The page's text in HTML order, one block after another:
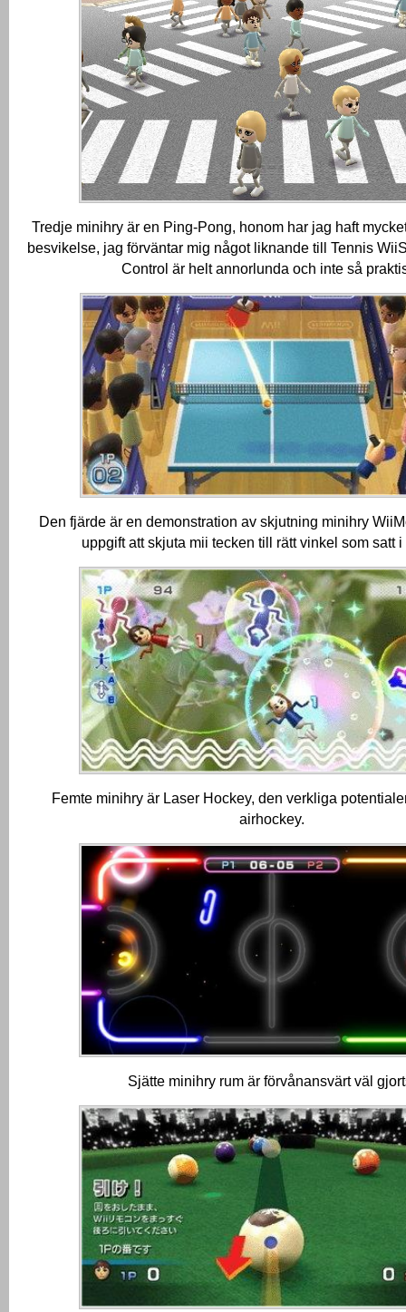
Tredje minihry är en Ping-Pong, honom har jag haft
besvikelse, jag förväntar mig något liknande till Tennis
Control är helt annorlunda och inte så
Den fjärde är en demonstration av skjutning minihry
uppgift att skjuta mii tecken till rätt vinkel som satt
Femte minihry är Laser Hockey, den verkliga
airhockey.
Sjätte minihry rum är förvånansvärt väl